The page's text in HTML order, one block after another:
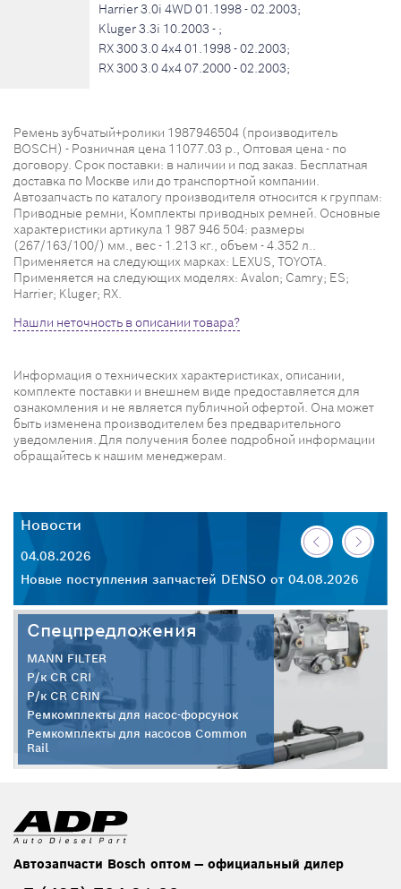
Harrier 3.0i 4WD 01.1998 - 02.2003;
Kluger 3.3i 10.2003 - ;
RX 300 3.0 4x4 01.1998 - 02.2003;
RX 300 3.0 4x4 07.2000 - 02.2003;
Ремень зубчатый+ролики 1987946504 (производитель
BOSCH) - Розничная цена 11077.03 р., Оптовая цена - по
договору. Срок поставки: в наличии и под заказ. Бесплатная
доставка по Москве или до транспортной компании.
Автозапчасть по каталогу производителя относится к группам:
Приводные ремни, Комплекты приводных ремней. Основные
характеристики артикула 1 987 946 504: размеры
(267/163/100/) мм., вес - 1.213 кг., объем - 4.352 л..
Применяется на следующих марках: LEXUS, TOYOTA.
Применяется на следующих моделях: Avalon; Camry; ES;
Harrier; Kluger; RX.
Нашли неточность в описании товара?
Информация о технических характеристиках, описании,
комплекте поставки и внешнем виде предоставляется для
ознакомления и не является публичной офертой. Она может
быть изменена производителем без предварительного
уведомления. Для получения более подробной информации
обращайтесь к нашим менеджерам.
Новости
04.08.2026
Новые поступления запчастей DENSO от 04.08.2026
Спецпредложения
MANN FILTER
Р/к CR CRI
Р/к CR CRIN
Ремкомплекты для насос-форсунок
Ремкомплекты для насосов Common
Rail
Автозапчасти Bosch оптом — официальный дилер